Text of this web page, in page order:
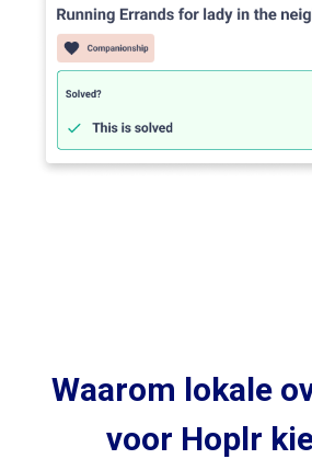
Waarom lokale
voor Hoplr